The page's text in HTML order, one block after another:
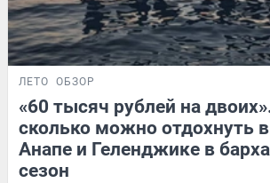
ЛЕТО ОБЗОР
«60 тысяч рублей на
сколько можно отдохнуть
Анапе и Геленджике в
сезон